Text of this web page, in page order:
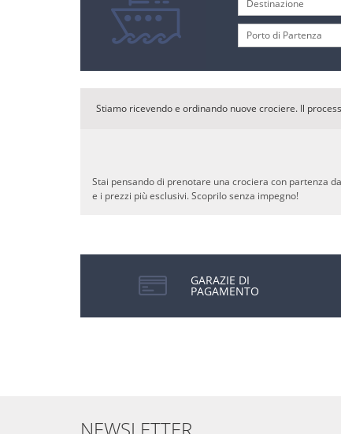
Stiamo ricevendo e ordinando nuove crociere. Il
Stai pensando di prenotare una crociera con partenza
e i prezzi più esclusivi. Scoprilo senza impegno!
GARAZIE DI
PAGAMENTO